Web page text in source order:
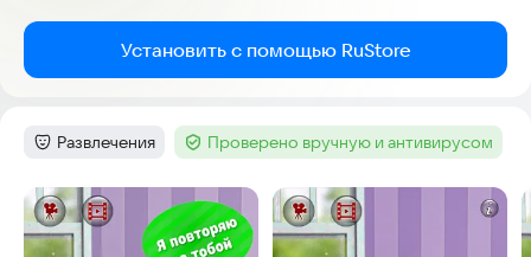
Установить с помощью RuStore
Категория:
Развлечения Тег :Проверено вручную и антивирусом
Скриншоты